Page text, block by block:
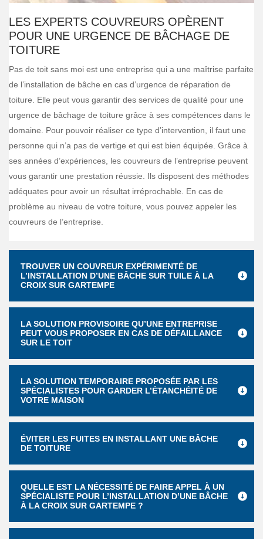
LES EXPERTS COUVREURS OPÈRENT
POUR UNE URGENCE DE BÂCHAGE DE
TOITURE
Pas de toit sans moi est une entreprise qui a une maîtrise parfaite
de l’installation de bâche en cas d’urgence de réparation de
toiture. Elle peut vous garantir des services de qualité pour une
urgence de bâchage de toiture grâce à ses compétences dans le
domaine. Pour pouvoir réaliser ce type d’intervention, il faut une
personne qui n’a pas de vertige et qui est bien équipée. Grâce à
ses années d’expériences, les couvreurs de l’entreprise peuvent
vous garantir une prestation réussie. Ils disposent des méthodes
adéquates pour avoir un résultat irréprochable. En cas de
problème au niveau de votre toiture, vous pouvez appeler les
couvreurs de l’entreprise.
TROUVER UN COUVREUR EXPÉRIMENTÉ DE
L’INSTALLATION D’UNE BÂCHE SUR TUILE À LA
CROIX SUR GARTEMPE
LA SOLUTION PROVISOIRE QU’UNE ENTREPRISE
PEUT VOUS PROPOSER EN CAS DE DÉFAILLANCE
SUR LE TOIT
LA SOLUTION TEMPORAIRE PROPOSÉE PAR LES
SPÉCIALISTES POUR GARDER L’ÉTANCHÉITÉ DE
VOTRE MAISON
ÉVITER LES FUITES EN INSTALLANT UNE BÂCHE
DE TOITURE
QUELLE EST LA NÉCESSITÉ DE FAIRE APPEL À UN
SPÉCIALISTE POUR L’INSTALLATION D’UNE BÂCHE
À LA CROIX SUR GARTEMPE ?